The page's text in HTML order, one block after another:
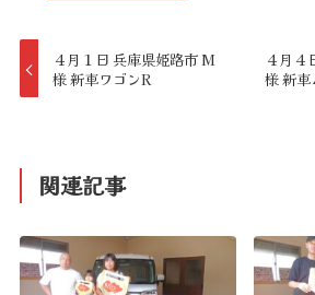
４月１日 兵庫県姫路市 M
様 新車ワゴンR
４月４
様 新車
関連記事